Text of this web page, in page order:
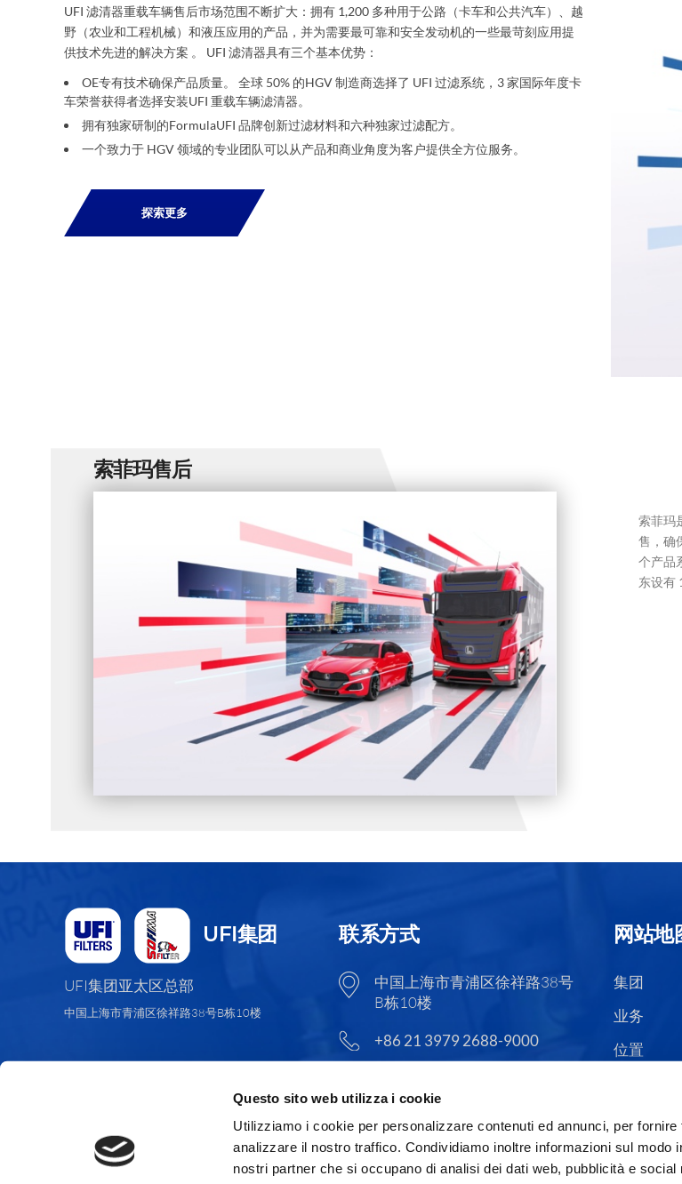
Questo sito web utilizza i cookie
Utilizziamo i cookie per personalizzare contenuti ed annunci, per
analizzare il nostro traffico. Condividiamo inoltre informazioni sul modo
nostri partner che si occupano di analisi dei dati web, pubblicità e social
UFI 滤清器重载车辆售后市场范围不断扩大：拥有 1,200 多种用于公路（卡车和公共汽车）、越
野（农业和工程机械）和液压应用的产品，并为需要最可靠和安全发动机的一些最苛刻应用提
供技术先进的解决方案 。 UFI 滤清器具有三个基本优势：
OE专有技术确保产品质量。 全球 50% 的HGV 制造商选择了 UFI 过滤系统，3 家国际年度卡
车荣誉获得者选择安装UFI 重载车辆滤清器。
拥有独家研制的FormulaUFI 品牌创新过滤材料和六种独家过滤配方。
一个致力于 HGV 领域的专业团队可以从产品和商业角度为客户提供全方位服务。
探索更多
索菲玛售后
索菲玛
售，确
个产品
东设有
UFI集团
UFI集团亚太区总部
中国上海市青浦区徐祥路38号B栋10楼
联系方式
中国上海市青浦区徐祥路38号
B栋10楼
+86 21 3979 2688-9000
网站地
集团
业务
位置